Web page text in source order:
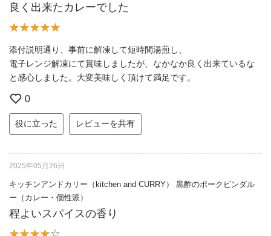
良く出来たカレーでした
添付説明通り、事前に解凍して短時間湯煎し、
電子レンジ解凍にて賞味しましたが、なかなか良く出来ているな
と感心しました。大変美味しく頂けて満足です。
0
役に立った レビューを共有
2025年05月26日
キッチンアンドカリー（kitchen and CURRY） 黒酢のポークビンダル
ー（カレー・個性派）
程よいスパイスの香り